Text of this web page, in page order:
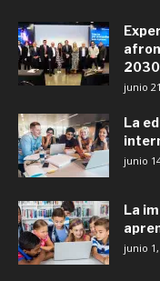
2030
junio
La
junio
La
junio 1,